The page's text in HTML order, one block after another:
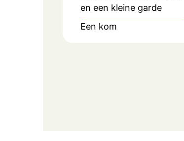
en een kleine garde
Een kom